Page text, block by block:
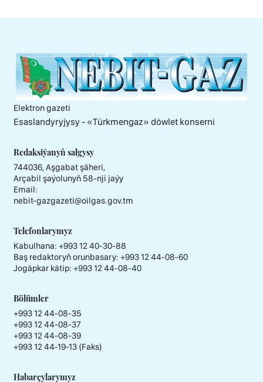
Elektron gazeti
Esaslandyryjysy - «Тürkmengaz» döwlet konserni
Redaksiýanyň salgysy
744036, Aşgabat şäheri,
Arçabil şaýolunyň 58-nji jaýy
Email:
nebit-gazgazeti@oilgas.gov.tm
Telefonlarymyz
Kabulhana: +993 12 40-30-88
Baş redaktoryň orunbasary: +993 12 44-08-60
Jogäpkar kätip: +993 12 44-08-40
Bölümler
+993 12 44-08-35
+993 12 44-08-37
+993 12 44-08-39
+993 12 44-19-13 (Faks)
Habarçylarymyz